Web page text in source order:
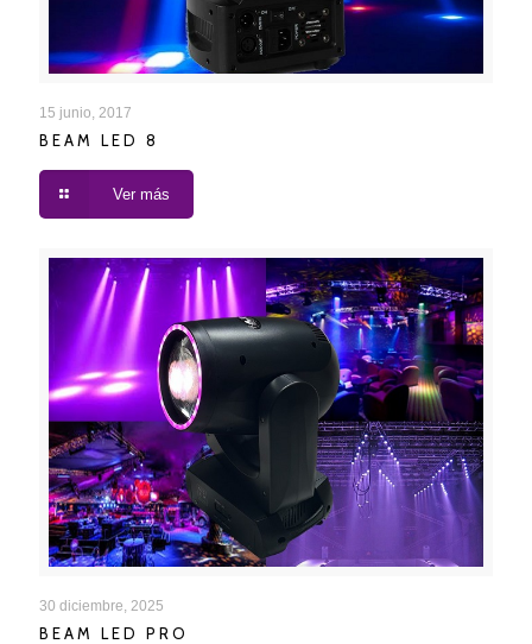
15 junio, 2017
BEAM LED 8
Ver más
30 diciembre, 2025
BEAM LED PRO